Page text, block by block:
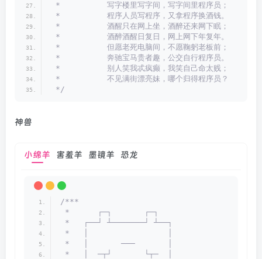
*          写字楼里写字间，写字间里程序员；
*          程序人员写程序，又拿程序换酒钱。
*          酒醒只在网上坐，酒醉还来网下眠；
*          酒醉酒醒日复日，网上网下年复年。
*          但愿老死电脑间，不愿鞠躬老板前；
*          奔驰宝马贵者趣，公交自行程序员。
*          别人笑我忒疯癫，我笑自己命太贱；
*          不见满街漂亮妹，哪个归得程序员？
*/
神兽
小绵羊 害羞羊 墨镜羊 恐龙
/***
*      ┌─┐       ┌─┐
*   ┌──┘ ┴───────┘ ┴──┐
*   │                 │
*   │       ───       │
*   │  ─┬┘       └┬─  │